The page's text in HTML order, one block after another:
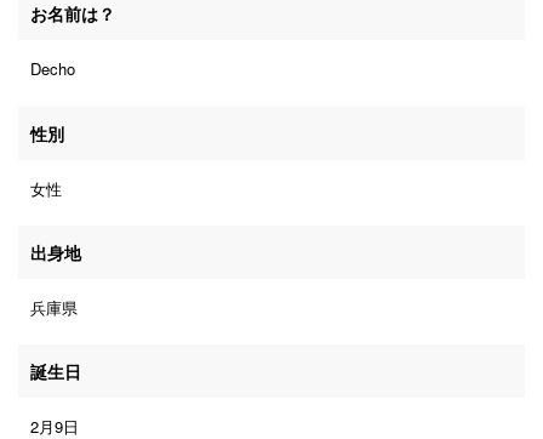
お名前は？
Decho
性別
女性
出身地
兵庫県
誕生日
2月9日